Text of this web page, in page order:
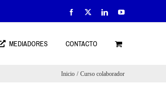
Facebook LinkedInYouTube
MEDIADORES CONTACTO
Inicio Curso colaborador